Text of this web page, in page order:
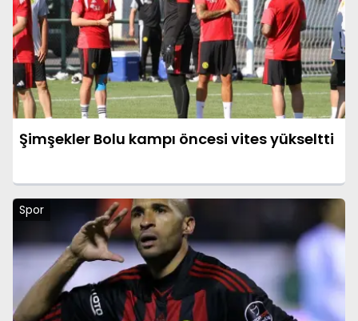
Şimşekler Bolu kampı öncesi vites yükseltti
Spor